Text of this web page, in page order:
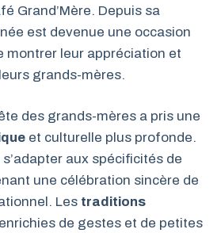
Grand’Mère. Depuis sa
est devenue une occasion
montrer leur appréciation et
grands-mères.
des grands-mères a pris une
et culturelle plus profonde.
aux spécificités de
une célébration sincère de
Les traditions
de gestes et de petites